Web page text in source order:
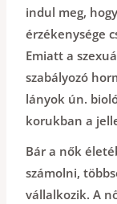
indul meg,
érzékenysége
Emiatt a
szabályozó
lányok ún.
korukban a
Bár a nők
számolni,
vállalkozik. A